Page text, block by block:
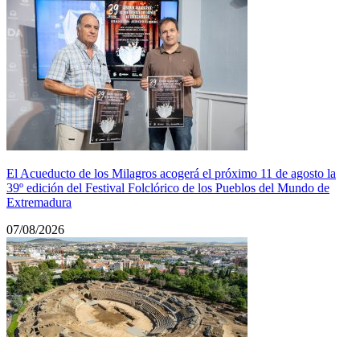
El Acueducto de los Milagros acogerá el próximo 11 de agosto la
39º edición del Festival Folclórico de los Pueblos del Mundo de
Extremadura
07/08/2026